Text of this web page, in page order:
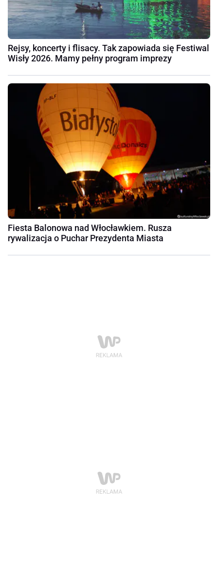
Rejsy, koncerty i flisacy. Tak zapowiada się Festiwal
Wisły 2026. Mamy pełny program imprezy
Fiesta Balonowa nad Włocławkiem. Rusza
rywalizacja o Puchar Prezydenta Miasta